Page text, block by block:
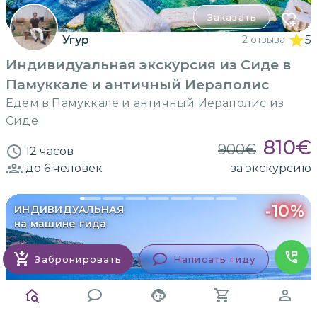
Заказать
Угур 2 отзыва 5
Индивидуальная экскурсия из Сиде в
Памуккале и античный Иераполис
Едем в Памуккале и античный Иераполис из
Сиде
12 часов 900€ 810€
до 6 человек за экскурсию
ИНДИВИДУАЛЬНАЯ
на машине гида
-10%
Забронировать Написать гиду